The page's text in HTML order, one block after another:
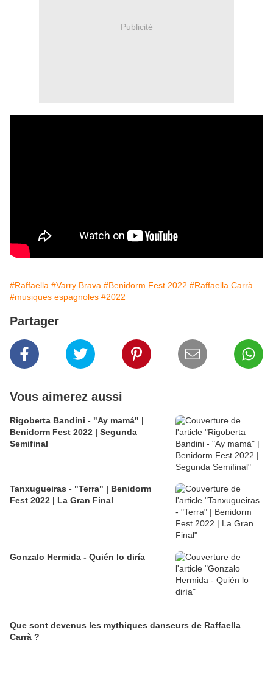
Publicité
#Raffaella #Varry Brava #Benidorm Fest 2022 #Raffaella Carrà
#musiques espagnoles #2022
Partager
Vous aimerez aussi
Rigoberta Bandini - "Ay mamá" |
Benidorm Fest 2022 | Segunda
Semifinal
Tanxugueiras - "Terra" | Benidorm
Fest 2022 | La Gran Final
Gonzalo Hermida - Quién lo diría
Que sont devenus les mythiques danseurs de Raffaella
Carrà ?